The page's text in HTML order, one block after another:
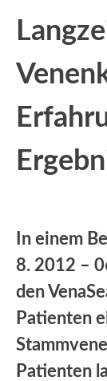
In einem
8. 2012 –
den
Patienten
Patienten